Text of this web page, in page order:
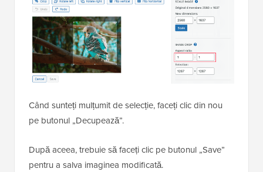
Când sunteți mulțumit de selecție, faceți clic din nou
pe butonul „Decupează”.
După aceea, trebuie să faceți clic pe butonul „Save”
pentru a salva imaginea modificată.